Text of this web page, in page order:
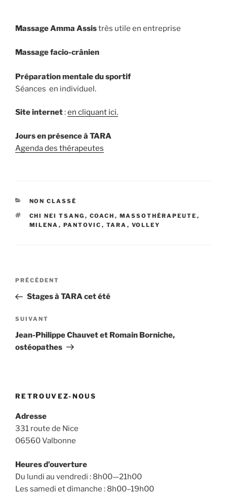
Massage Amma Assistrès utile en entreprise
Massage facio-crânien
Préparation mentale du sportif
Séances en individuel.
Site internet:en cliquant ici.
Jours en présence à TARA
Agenda des thérapeutes
CATÉGORIES
NON CLASSÉ
ÉTIQUETTES
CHI NEI TSANG , COACH , MASSOTHÉRAPEUTE ,
MILENA , PANTOVIC , TARA , VOLLEY
Navigation
l’article
Article
précédent
PRÉCÉDENT
Stages à TARA cet été
Article
suivant
SUIVANT
Jean-Philippe Chauvet et Romain Borniche,
ostéopathes
RETROUVEZ-NOUS
Adresse
331 route de Nice
06560 Valbonne
Heures d’ouverture
Du lundi au vendredi : 8h00—21h00
Les samedi et dimanche : 8h00–19h00